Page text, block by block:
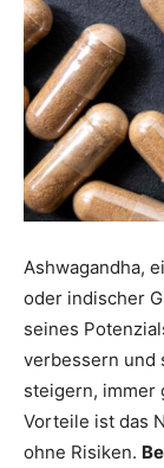
Ashwagandha,
oder indischer
seines
verbessern und
steigern, immer
Vorteile ist das
ohne Risiken.